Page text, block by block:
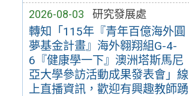
2026-08-03 研究發展處
轉知「115年『青年百億海外圓
夢基金計畫』海外翱翔組G-4-
6『健康學一下』澳洲塔斯馬尼
亞大學參訪活動成果發表會」線
上直播資訊，歡迎有興趣教師踴